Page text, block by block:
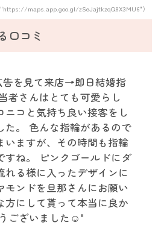
maps.app.goo.gl/zSeJajtkzqQ8X3MU6"）
口コミ
告を見て来店→即日結婚指
者さんはとても可愛らし
ニコと気持ち良い接客をし
た。 色んな指輪があるので
いますが、その時間も指輪
すね。 ピンクゴールドにダ
れる様に入ったデザインに
モンドを旦那さんにお願い
方にして貰って本当に良か
ございました☺️"